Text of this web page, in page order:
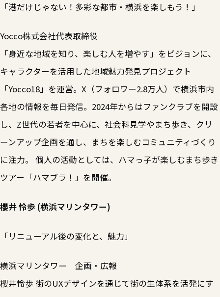
「港だけじゃない！多彩な都市・横浜を楽しもう！」
Yocco株式会社代表取締役
「身近な地域を知り、楽しむ人を増やす」をビジョンに、
キャラクターを活用した地域魅力発見プロジェクト
「Yocco18」を運営。X（フォロワー2.8万人）で横浜市内
各地の情報を毎日発信。2024年からはファンクラブを開設
し、Z世代の若者を中心に、社会科見学やまち歩き、クリ
ーンアップ企画を通し、まちを楽しむコミュニティづくり
に注力。 個人の活動としては、ハマっ子が楽しむまち歩き
ツアー「ハマブラ！」を開催。
櫻井 怜歩 (横浜マリンタワー)
「リニューアル後の変化と、魅力」
横浜マリンタワー 企画・広報
櫻井怜歩 街のUXデザインを通じて街の生体系を活発にす